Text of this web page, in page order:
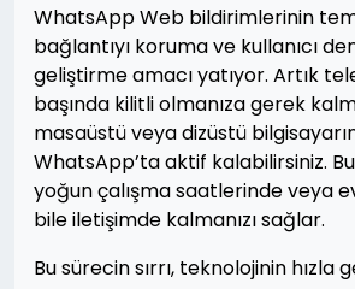
WhatsApp Web bildirimlerinin
bağlantıyı koruma ve kullanıcı
geliştirme amacı yatıyor. Artık
başında kilitli olmanıza gerek
masaüstü veya dizüstü
WhatsApp’ta aktif kalabilirsiniz.
yoğun çalışma saatlerinde veya
bile iletişimde kalmanızı sağlar.
Bu sürecin sırrı, teknolojinin hızla